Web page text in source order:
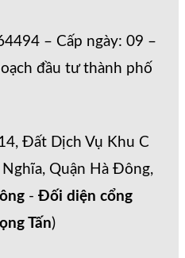
– Cấp ngày: 09 –
đầu tư thành phố
Đất Dịch Vụ Khu C
Quận Hà Đông,
- Đối diện cổng
Tấn)